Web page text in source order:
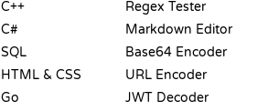
C++
C#
SQL
HTML & CSS
Go
Regex Tester
Markdown Editor
Base64 Encoder
URL Encoder
JWT Decoder